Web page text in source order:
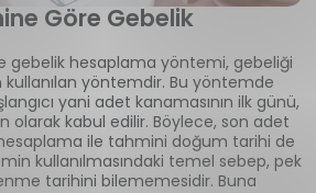
Göre Gebelik
gebelik hesaplama yöntemi, gebeliği
kullanılan yöntemdir. Bu yöntemde
yani adet kanamasının ilk günü,
olarak kabul edilir. Böylece, son adet
ile tahmini doğum tarihi de
kullanılmasındaki temel sebep, pek
tarihini bilememesidir. Buna